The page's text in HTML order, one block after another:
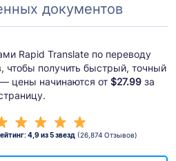
документов
Rapid Translate по переводу
чтобы получить быстрый, точный
цены начинаются от $27.99 за
4,9 из 5 звезд (26,874 Отзывов)